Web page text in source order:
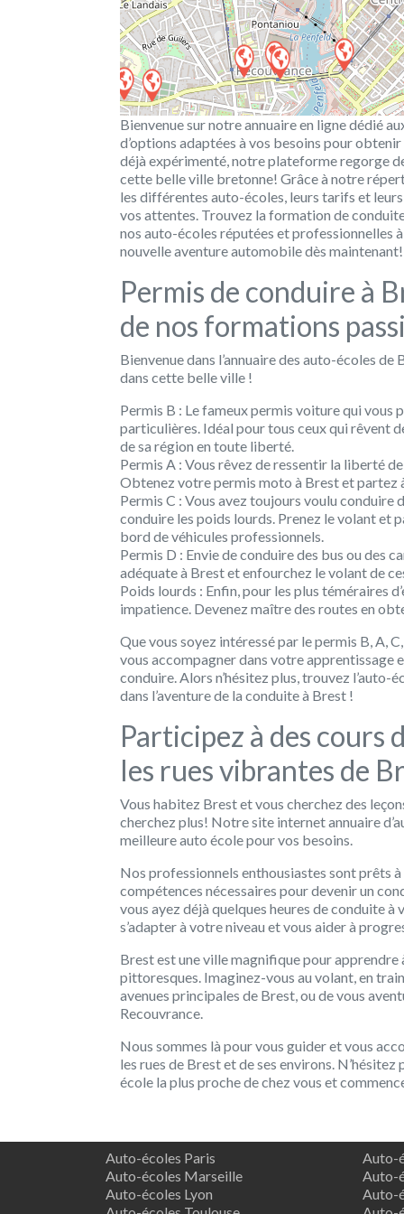
Bienvenue sur notre annuaire en ligne dédié
d’options adaptées à vos besoins pour
déjà expérimenté, notre plateforme regorge
cette belle ville bretonne! Grâce à notre
les différentes auto-écoles, leurs tarifs et
vos attentes. Trouvez la formation de
nos auto-écoles réputées et professionnelles
nouvelle aventure automobile dès maintenant!
Permis de conduire à
de nos formations
Bienvenue dans l’annuaire des auto-écoles
dans cette belle ville !
Permis B : Le fameux permis voiture qui vous
particulières. Idéal pour tous ceux qui rêvent
de sa région en toute liberté.
Permis A : Vous rêvez de ressentir la liberté
Obtenez votre permis moto à Brest et partez
Permis C : Vous avez toujours voulu conduire
conduire les poids lourds. Prenez le volant et
bord de véhicules professionnels.
Permis D : Envie de conduire des bus ou des
adéquate à Brest et enfourchez le volant de
Poids lourds : Enfin, pour les plus téméraires
impatience. Devenez maître des routes en
Que vous soyez intéressé par le permis B, A,
vous accompagner dans votre apprentissage
conduire. Alors n’hésitez plus, trouvez
dans l’aventure de la conduite à Brest !
Participez à des cours
les rues vibrantes de
Vous habitez Brest et vous cherchez des
cherchez plus! Notre site internet annuaire
meilleure auto école pour vos besoins.
Nos professionnels enthousiastes sont prêts
compétences nécessaires pour devenir un
vous ayez déjà quelques heures de conduite
s’adapter à votre niveau et vous aider à
Brest est une ville magnifique pour apprendre
pittoresques. Imaginez-vous au volant, en
avenues principales de Brest, ou de vous
Recouvrance.
Nous sommes là pour vous guider et vous
les rues de Brest et de ses environs.
école la plus proche de chez vous et
Auto-écoles Paris
Auto-écoles Marseille
Auto-écoles Lyon
Auto-
Auto-
Auto-